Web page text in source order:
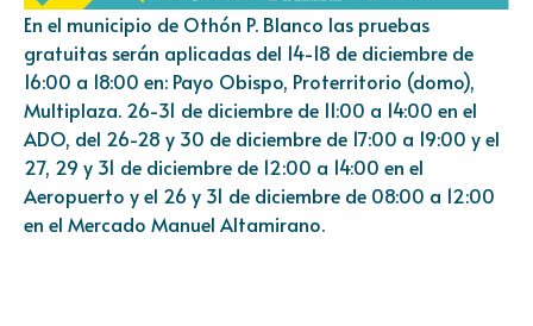
En el municipio de Othón P. Blanco las pruebas
gratuitas serán aplicadas del 14-18 de diciembre de
16:00 a 18:00 en: Payo Obispo, Proterritorio (domo),
Multiplaza. 26-31 de diciembre de 11:00 a 14:00 en el
ADO, del 26-28 y 30 de diciembre de 17:00 a 19:00 y el
27, 29 y 31 de diciembre de 12:00 a 14:00 en el
Aeropuerto y el 26 y 31 de diciembre de 08:00 a 12:00
en el Mercado Manuel Altamirano.